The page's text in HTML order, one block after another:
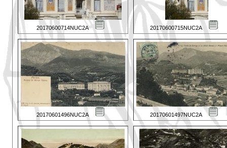
20170600714NUC2A 20170600715NUC2A
20170601496NUC2A 20170601497NUC2A